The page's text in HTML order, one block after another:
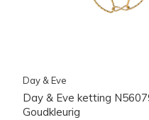
Day & Eve
Day & Eve ketting
Goudkleurig